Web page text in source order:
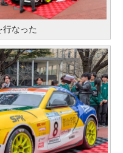
なった